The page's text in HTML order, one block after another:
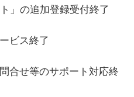
」の追加登録受付終了
ビス終了
合せ等のサポート対応終